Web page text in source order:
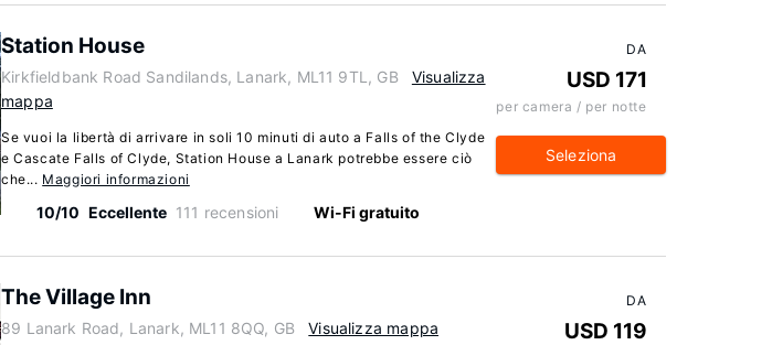
Station House
Kirkfieldbank Road Sandilands, Lanark, ML11 9TL, GB
Visualizza
mappa
Se vuoi la libertà di arrivare in soli 10 minuti di auto a Falls of the Clyde
e Cascate Falls of Clyde, Station House a Lanark potrebbe essere ciò
che... Maggiori informazioni
10/10 Eccellente 111 recensioni Wi-Fi gratuito
DA
USD 171
per camera / per notte
Seleziona
The Village Inn
89 Lanark Road, Lanark, ML11 8QQ, GB Visualizza mappa
DA
USD 119